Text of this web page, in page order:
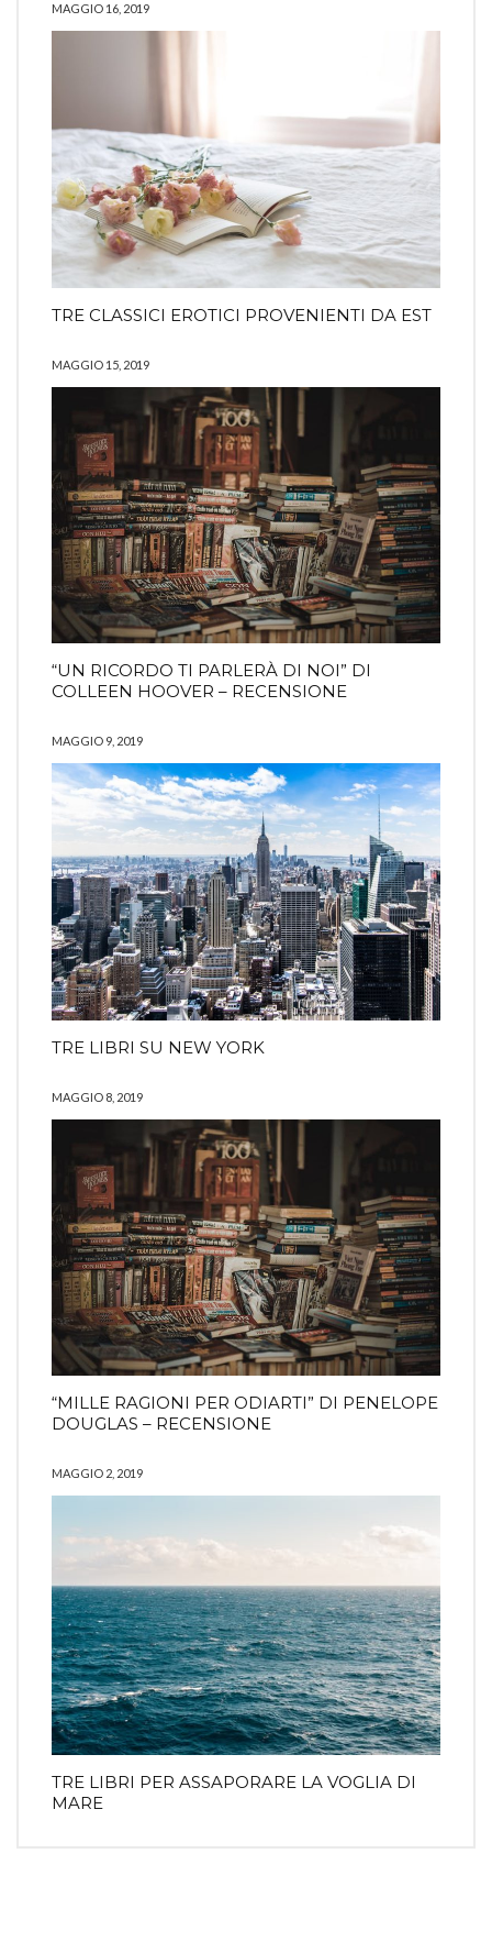
MAGGIO 16, 2019
TRE CLASSICI EROTICI PROVENIENTI DA EST
MAGGIO 15, 2019
“UN RICORDO TI PARLERÀ DI NOI” DI
COLLEEN HOOVER – RECENSIONE
MAGGIO 9, 2019
TRE LIBRI SU NEW YORK
MAGGIO 8, 2019
“MILLE RAGIONI PER ODIARTI” DI PENELOPE
DOUGLAS – RECENSIONE
MAGGIO 2, 2019
TRE LIBRI PER ASSAPORARE LA VOGLIA DI
MARE